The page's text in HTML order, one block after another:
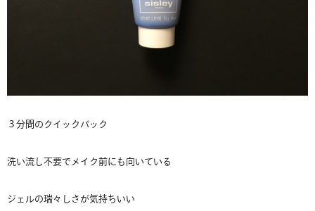
３分間のクイックパック
洗い流し不要でメイク前にも向いている
ジェルの瑞々しさが気持ちいい